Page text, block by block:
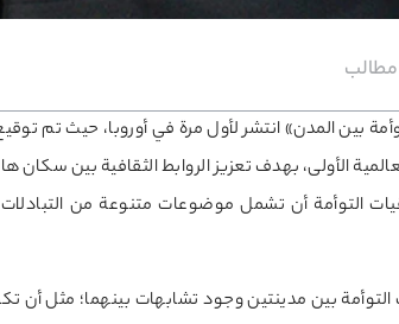
الأولى، بهدف تعزيز الروابط الثقافية بين سكان
التوأمة أن تشمل موضوعات متنوعة من التبادلات
بين مدينتين وجود تشابهات بينهما؛ مثل أن